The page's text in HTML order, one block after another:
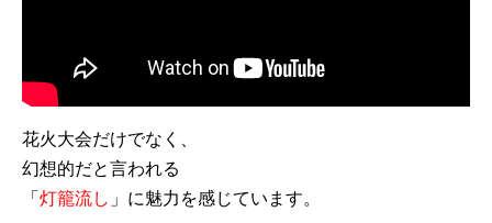
花火大会だけでなく、
幻想的だと言われる
「 灯籠流し 」に魅力を感じています。